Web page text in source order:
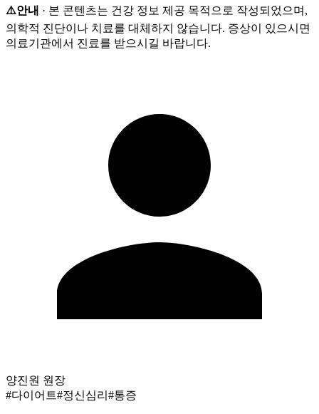
⚠️안내 · 본 콘텐츠는 건강 정보 제공 목적으로 작성되었으며,
의학적 진단이나 치료를 대체하지 않습니다. 증상이 있으시면
의료기관에서 진료를 받으시길 바랍니다.
양진원 원장
#다이어트#정신심리 #통증